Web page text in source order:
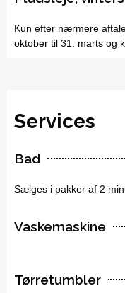
Kun efter nærmere
oktober til 31. marts og
Services
Bad
Sælges i pakker af 2
Vaskemaskine
Tørretumbler